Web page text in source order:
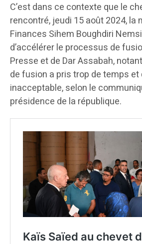
C’est dans ce contexte que le
rencontré, jeudi 15 août 2024, la
Finances Sihem Boughdiri
d’accélérer le processus de
Presse et de Dar Assabah,
de fusion a pris trop de temps
inacceptable, selon le
présidence de la république.